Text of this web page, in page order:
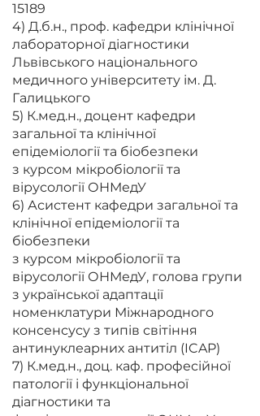
15189
4) Д.б.н., проф. кафедри клінічної
лабораторної діагностики
Львівського національного
медичного університету ім. Д.
Галицького
5) К.мед.н., доцент кафедри
загальної та клінічної
епідеміології та біобезпеки
з курсом мікробіології та
вірусології ОНМедУ
6) Асистент кафедри загальної та
клінічної епідеміології та
біобезпеки
з курсом мікробіології та
вірусології ОНМедУ, голова групи
з української адаптації
номенклатури Міжнародного
консенсусу з типів світіння
антинуклеарних антитіл (ICAP)
7) К.мед.н., доц. каф. професійної
патології і функціональної
діагностики та